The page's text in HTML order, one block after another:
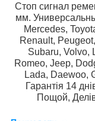
Стоп сигнал
мм.
Mercedes,
Renault,
Subaru, Volvo,
Romeo, Jeep,
Lada, Daewoo,
Гарантія 14
Пощой,